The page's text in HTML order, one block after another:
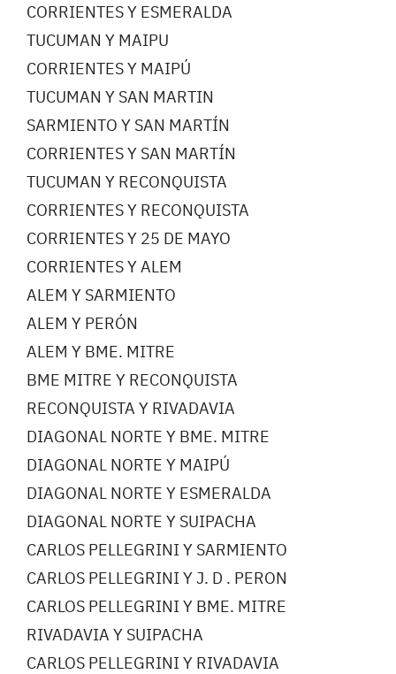
CORRIENTES Y ESMERALDA
TUCUMAN Y MAIPU
CORRIENTES Y MAIPÚ
TUCUMAN Y SAN MARTIN
SARMIENTO Y SAN MARTÍN
CORRIENTES Y SAN MARTÍN
TUCUMAN Y RECONQUISTA
CORRIENTES Y RECONQUISTA
CORRIENTES Y 25 DE MAYO
CORRIENTES Y ALEM
ALEM Y SARMIENTO
ALEM Y PERÓN
ALEM Y BME. MITRE
BME MITRE Y RECONQUISTA
RECONQUISTA Y RIVADAVIA
DIAGONAL NORTE Y BME. MITRE
DIAGONAL NORTE Y MAIPÚ
DIAGONAL NORTE Y ESMERALDA
DIAGONAL NORTE Y SUIPACHA
CARLOS PELLEGRINI Y SARMIENTO
CARLOS PELLEGRINI Y J. D . PERON
CARLOS PELLEGRINI Y BME. MITRE
RIVADAVIA Y SUIPACHA
CARLOS PELLEGRINI Y RIVADAVIA